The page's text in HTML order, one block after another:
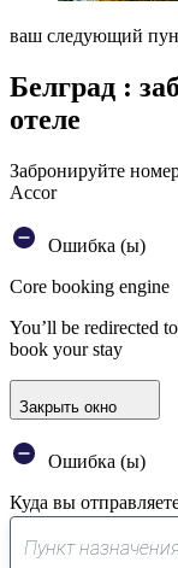
ваш следующий
Белград :
отеле
Забронируйте
Accor
Ошибка (ы)
Core booking engine
You’ll be redirected
book your stay
Закрыть окно
Ошибка (ы)
Куда вы